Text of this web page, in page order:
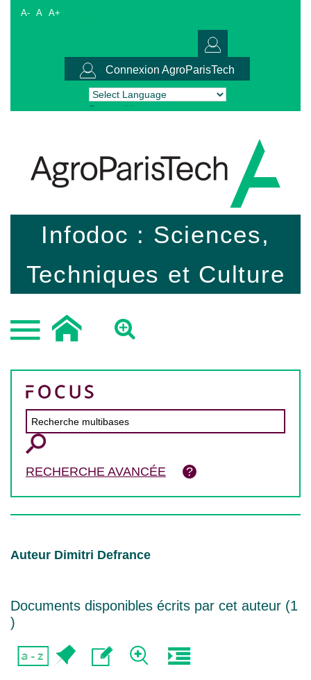
A- A A+
Connexion AgroParisTech
Powered by Translate
Infodoc : Sciences,
Techniques et Culture
RECHERCHE AVANCÉE
Auteur Dimitri Defrance
Documents disponibles écrits par cet auteur (1
)